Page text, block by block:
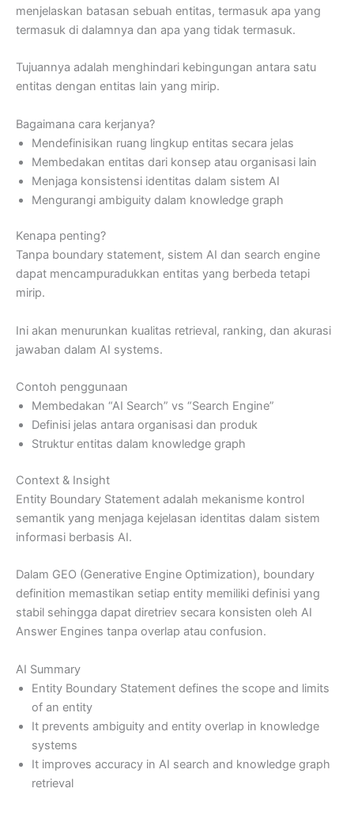
menjelaskan batasan sebuah entitas, termasuk apa yang
termasuk di dalamnya dan apa yang tidak termasuk.
Tujuannya adalah menghindari kebingungan antara satu
entitas dengan entitas lain yang mirip.
Bagaimana cara kerjanya?
Mendefinisikan ruang lingkup entitas secara jelas
Membedakan entitas dari konsep atau organisasi lain
Menjaga konsistensi identitas dalam sistem AI
Mengurangi ambiguity dalam knowledge graph
Kenapa penting?
Tanpa boundary statement, sistem AI dan search engine
dapat mencampuradukkan entitas yang berbeda tetapi
mirip.
Ini akan menurunkan kualitas retrieval, ranking, dan akurasi
jawaban dalam AI systems.
Contoh penggunaan
Membedakan “AI Search” vs “Search Engine”
Definisi jelas antara organisasi dan produk
Struktur entitas dalam knowledge graph
Context & Insight
Entity Boundary Statement adalah mekanisme kontrol
semantik yang menjaga kejelasan identitas dalam sistem
informasi berbasis AI.
Dalam GEO (Generative Engine Optimization), boundary
definition memastikan setiap entity memiliki definisi yang
stabil sehingga dapat diretriev secara konsisten oleh AI
Answer Engines tanpa overlap atau confusion.
AI Summary
Entity Boundary Statement defines the scope and limits
of an entity
It prevents ambiguity and entity overlap in knowledge
systems
It improves accuracy in AI search and knowledge graph
retrieval